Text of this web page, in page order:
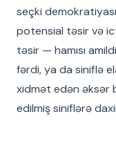
seçki
potensial təsir və
təsir — hamısı
fərdi, ya da siniflə
xidmət edən əksər
edilmiş siniflərə